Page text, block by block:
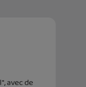
avec de